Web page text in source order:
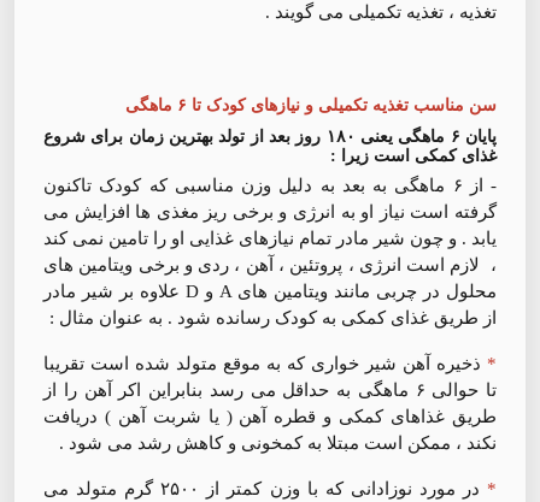
تغذیه ، تغذیه تکمیلی می گویند .
سن مناسب تغذیه تکمیلی و نیازهای کودک تا ۶ ماهگی
پایان ۶ ماهگی یعنی ۱۸۰ روز بعد از تولد بهترین زمان برای شروع
غذای کمکی است زیرا :
- از ۶ ماهگی به بعد به دلیل وزن مناسبی که کودک تاکنون
گرفته است نیاز او به انرژی و برخی ریز مغذی ها افزایش می
یابد . و چون شیر مادر تمام نیازهای غذایی او را تامین نمی کند
، لازم است انرژی ، پروتئین ، آهن ، ردی و برخی ویتامین های
محلول در چربی مانند ویتامین های A و D علاوه بر شیر مادر
از طریق غذای کمکی به کودک رسانده شود . به عنوان مثال :
* ذخیره آهن شیر خواری که به موقع متولد شده است تقریبا
تا حوالی ۶ ماهگی به حداقل می رسد بنابراین اکر آهن را از
طریق غذاهای کمکی و قطره آهن ( یا شربت آهن ) دریافت
نکند ، ممکن است مبتلا به کمخونی و کاهش رشد می شود .
* در مورد نوزادانی که با وزن کمتر از ۲۵۰۰ گرم متولد می